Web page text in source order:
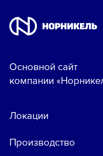
Основной сайт
компании
Локации
Производство